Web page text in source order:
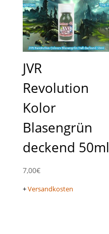
JVR
Revolution
Kolor
Blasengrün
deckend 50ml
7,00€
+Versandkosten